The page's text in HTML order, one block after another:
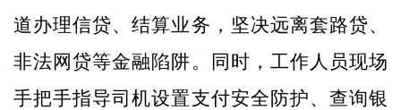
道办理信贷、结算业务，坚决远离套路贷、
非法网贷等金融陷阱。同时，工作人员现场
手把手指导司机设置支付安全防护、查询银